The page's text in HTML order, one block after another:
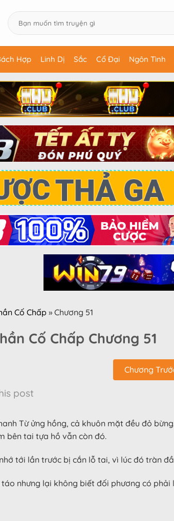
Hợp Linh Dị Sắc Cổ Đại Ngôn Tình
Cố Chấp » Chương 51
Cố Chấp Chương 51
Chương
post
Từ ửng hồng, cả khuôn mặt đều đỏ
bên tai tựa hồ vẫn còn đó.
tới lần trước bị cắn lỗ tai, vì lúc đó tràn
nhưng lại không biết đối phương có phải